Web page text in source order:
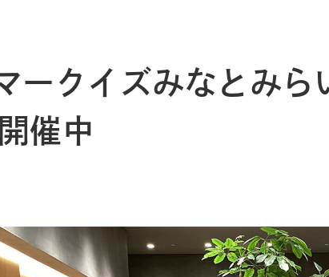
ークイズみなとみ
催中